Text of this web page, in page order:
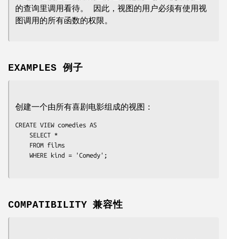
的查询里调用看待。 因此，视图的用户必须有使用视
图调用的所有函数的权限。
EXAMPLES 例子
创建一个由所有喜剧电影组成的视图：
CREATE VIEW comedies AS
COMPATIBILITY 兼容性